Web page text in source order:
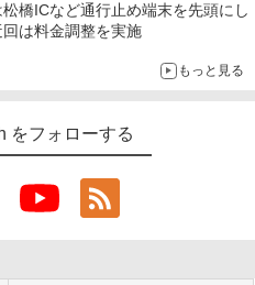
橋ICなど通行止め端末を先頭にし
は料金調整を実施
もっと見る
をフォローする